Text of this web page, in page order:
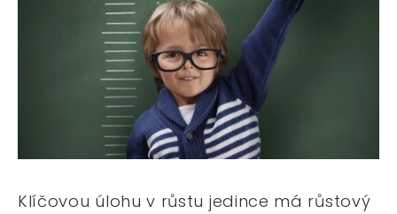
Klíčovou úlohu v růstu jedince má růstový